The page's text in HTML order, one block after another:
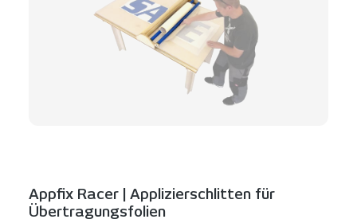
Appfix Racer | Applizierschlitten für
Übertragungsfolien